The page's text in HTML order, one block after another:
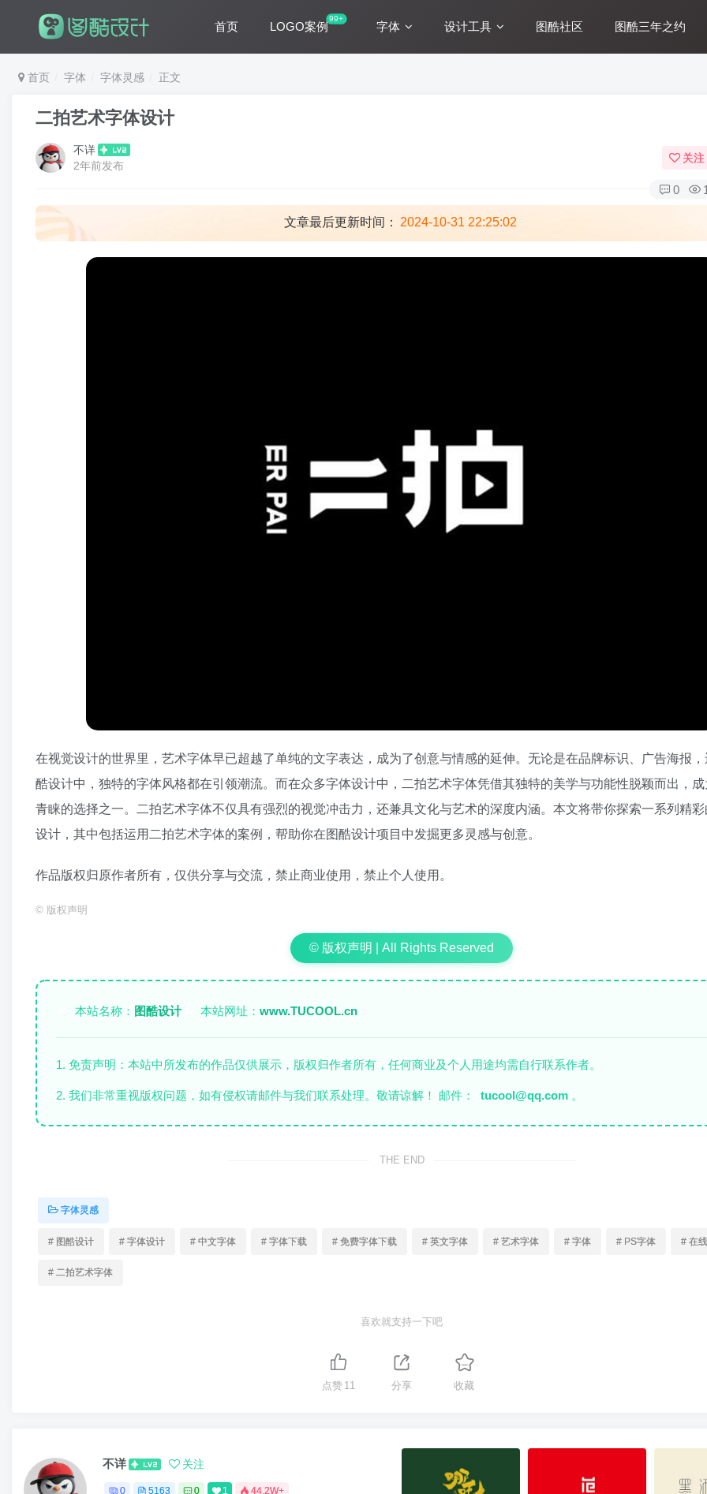
首页 LOGO案例
99+
字体 设计工具 图酷社区 图酷三年之约
首页 字体 字体灵感 正文
二拍艺术字体设计
不详
2年前发布
关注
0
文章最后更新时间： 2024-10-31 22:25:02
在视觉设计的世界里，艺术字体早已超越了单纯的文字表达，成为了创意与情感的延伸。无论是在品牌标识、广告海报，
酷设计中，独特的字体风格都在引领潮流。而在众多字体设计中，二拍艺术字体凭借其独特的美学与功能性脱颖而出，
青睐的选择之一。二拍艺术字体不仅具有强烈的视觉冲击力，还兼具文化与艺术的深度内涵。本文将带你探索一系列精
设计，其中包括运用二拍艺术字体的案例，帮助你在图酷设计项目中发掘更多灵感与创意。
作品版权归原作者所有，仅供分享与交流，禁止商业使用，禁止个人使用。
© 版权声明
© 版权声明 | All Rights Reserved
本站名称： 图酷设计 本站网址： www.TUCOOL.cn
1. 免责声明：本站中所发布的作品仅供展示，版权归作者所有，任何商业及个人用途均需自行联系作者。
2. 我们非常重视版权问题，如有侵权请邮件与我们联系处理。敬请谅解！ 邮件： tucool@qq.com 。
THE END
字体灵感
# 图酷设计 # 字体设计 # 中文字体 # 字体下载 # 免费字体下载 # 英文字体 # 艺术字体 # 字体 # PS字体 # 在
# 二拍艺术字体
喜欢就支持一下吧
点赞 11 分享 收藏
不详 关注
0 5163 0 1 44.2W+